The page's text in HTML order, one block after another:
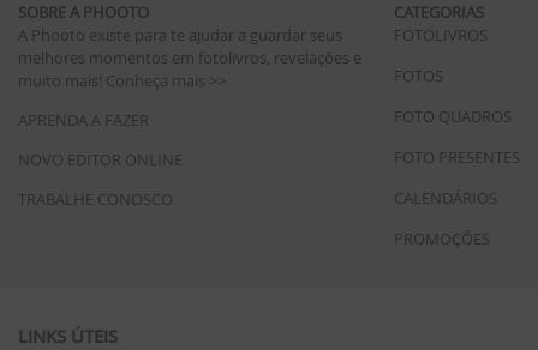
SOBRE A PHOOTO
A Phooto existe para te ajudar a guardar seus
melhores momentos em fotolivros, revelações e
muito mais! Conheça mais >>
APRENDA A FAZER
NOVO EDITOR ONLINE
TRABALHE CONOSCO
CATEGORIAS
FOTOLIVROS
FOTOS
FOTO QUADROS
FOTO PRESENTES
CALENDÁRIOS
PROMOÇÕES
LINKS ÚTEIS